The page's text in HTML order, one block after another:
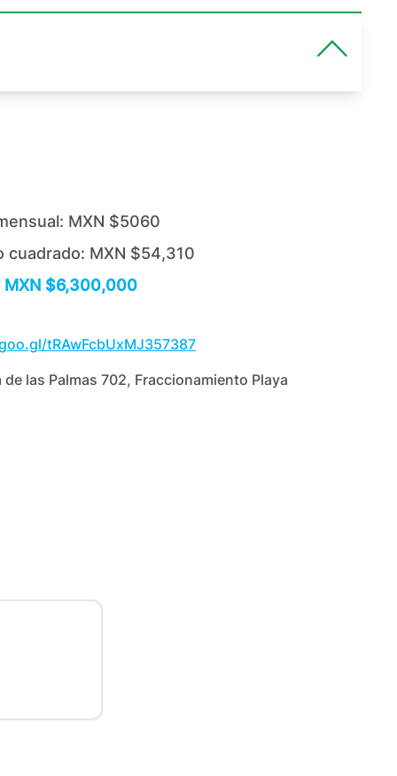
MXN $5060
cuadrado: MXN $54,310
MXN $6,300,000
tRAwFcbUxMJ357387
de las Palmas 702, Fraccionamiento Playa